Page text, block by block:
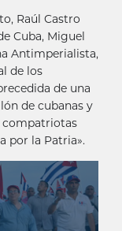
Raúl Castro
Cuba, Miguel
Antimperialista,
de los
de una
de cubanas y
compatriotas
por la Patria».